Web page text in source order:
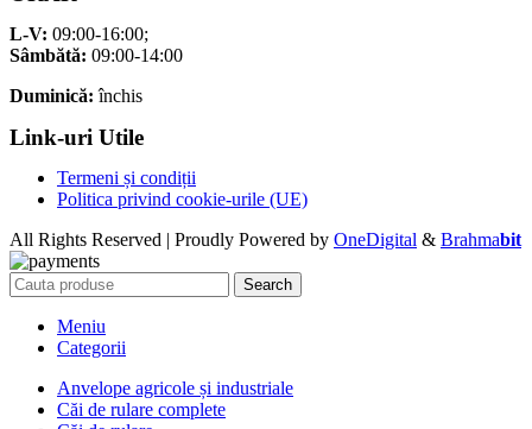
L-V: 09:00-16:00;
Sâmbătă: 09:00-14:00
Duminică: închis
Link-uri Utile
Termeni și condiții
Politica privind cookie-urile (UE)
All Rights Reserved | Proudly Powered by OneDigital & Brahmabit
Search
Meniu
Categorii
Anvelope agricole și industriale
Căi de rulare complete